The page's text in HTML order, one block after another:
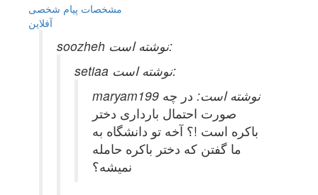
مشخصات پیام شخصی
آفلاين
soozheh نوشته است:
setiaa نوشته است:
maryam199 نوشته است: در چه
صورت احتمال بارداری دختر
باکره است !؟ آخه تو دانشگاه به
ما گفتن که دختر باکره حامله
نمیشه؟